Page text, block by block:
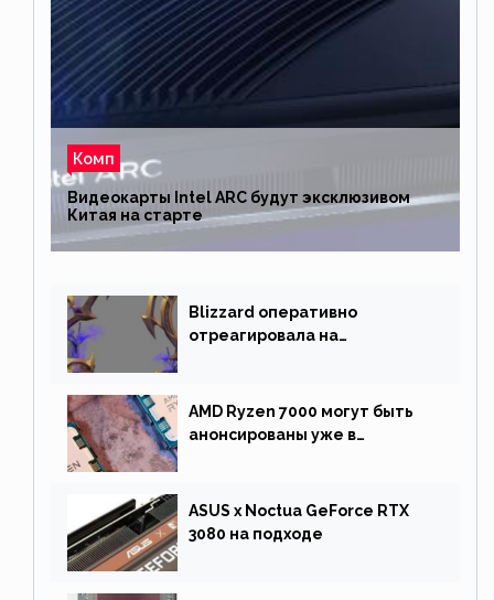
Комп
Видеокарты Intel ARC будут эксклюзивом
Китая на старте
Blizzard оперативно
отреагировала на
AMD Ryzen 7000 могут быть
анонсированы уже в
ASUS x Noctua GeForce RTX
3080 на подходе